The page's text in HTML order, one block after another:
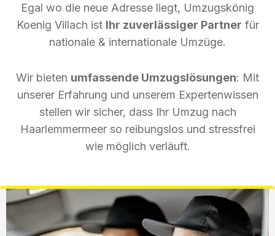
Egal wo die neue Adresse liegt, Umzugskönig
Koenig Villach ist Ihr zuverlässiger Partner für
nationale & internationale Umzüge.
Wir bieten umfassende Umzugslösungen: Mit
unserer Erfahrung und unserem Expertenwissen
stellen wir sicher, dass Ihr Umzug nach
Haarlemmermeer so reibungslos und stressfrei
wie möglich verläuft.